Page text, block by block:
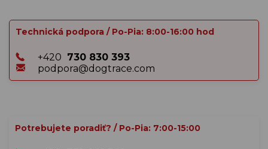
Technická podpora / Po-Pia: 8:00-16:00 hod
+420 730 830 393
podpora@dogtrace.com
Potrebujete poradiť? / Po-Pia: 7:00-15:00